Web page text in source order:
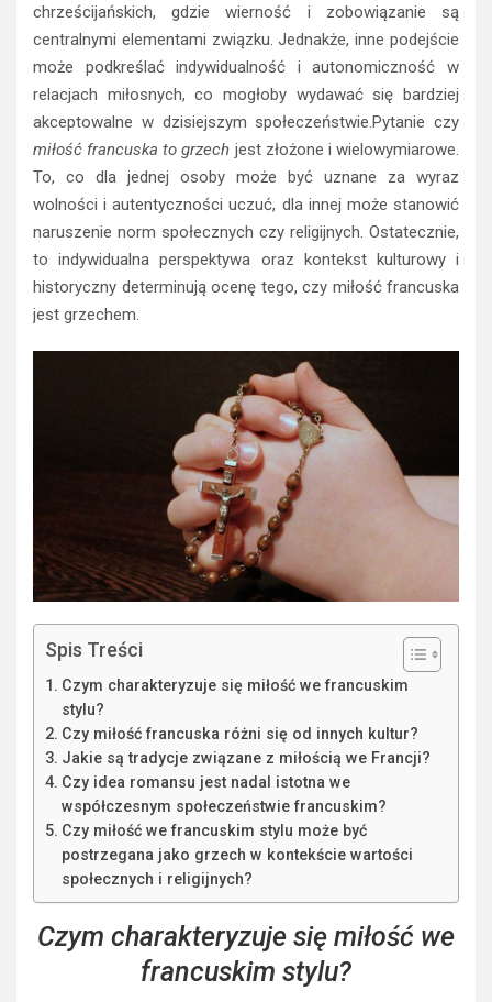
chrześcijańskich, gdzie wierność i zobowiązanie są
centralnymi elementami związku. Jednakże, inne podejście
może podkreślać indywidualność i autonomiczność w
relacjach miłosnych, co mogłoby wydawać się bardziej
akceptowalne w dzisiejszym społeczeństwie.Pytanie czy
miłość francuska to grzech jest złożone i wielowymiarowe.
To, co dla jednej osoby może być uznane za wyraz
wolności i autentyczności uczuć, dla innej może stanowić
naruszenie norm społecznych czy religijnych. Ostatecznie,
to indywidualna perspektywa oraz kontekst kulturowy i
historyczny determinują ocenę tego, czy miłość francuska
jest grzechem.
Spis Treści
Czym charakteryzuje się miłość we francuskim
stylu?
Czy miłość francuska różni się od innych kultur?
Jakie są tradycje związane z miłością we Francji?
Czy idea romansu jest nadal istotna we
współczesnym społeczeństwie francuskim?
Czy miłość we francuskim stylu może być
postrzegana jako grzech w kontekście wartości
społecznych i religijnych?
Czym charakteryzuje się miłość we
francuskim stylu?